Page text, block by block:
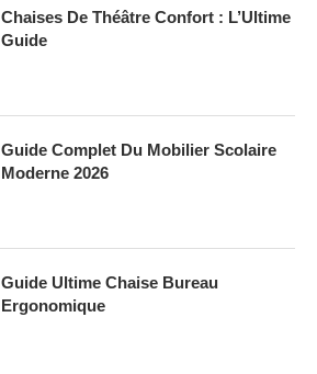
Chaises De Théâtre Confort : L’Ultime
Guide
Guide Complet Du Mobilier Scolaire
Moderne 2026
Guide Ultime Chaise Bureau
Ergonomique